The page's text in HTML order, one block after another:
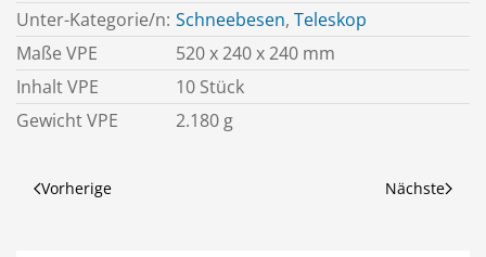
Unter-Kategorie/n: Schneebesen, Teleskop
Maße VPE
520 x 240 x 240 mm
Inhalt VPE
10 Stück
Gewicht VPE
2.180 g
Vorherige Nächste